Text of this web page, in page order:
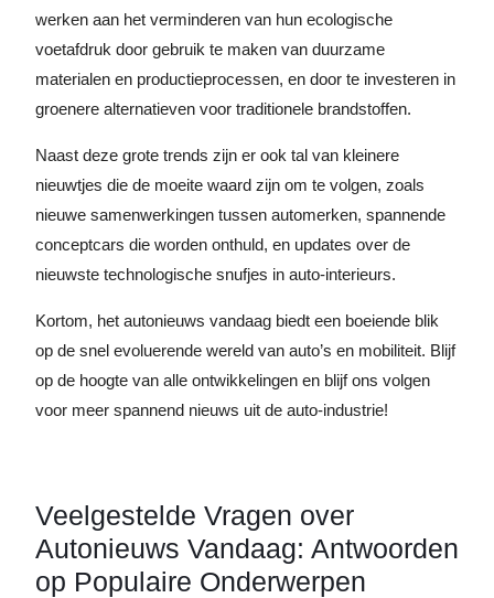
werken aan het verminderen van hun ecologische
voetafdruk door gebruik te maken van duurzame
materialen en productieprocessen, en door te investeren in
groenere alternatieven voor traditionele brandstoffen.
Naast deze grote trends zijn er ook tal van kleinere
nieuwtjes die de moeite waard zijn om te volgen, zoals
nieuwe samenwerkingen tussen automerken, spannende
conceptcars die worden onthuld, en updates over de
nieuwste technologische snufjes in auto-interieurs.
Kortom, het autonieuws vandaag biedt een boeiende blik
op de snel evoluerende wereld van auto’s en mobiliteit. Blijf
op de hoogte van alle ontwikkelingen en blijf ons volgen
voor meer spannend nieuws uit de auto-industrie!
Veelgestelde Vragen over
Autonieuws Vandaag: Antwoorden
op Populaire Onderwerpen